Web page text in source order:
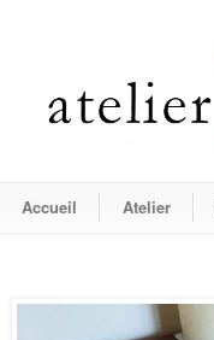
Accueil Atelier